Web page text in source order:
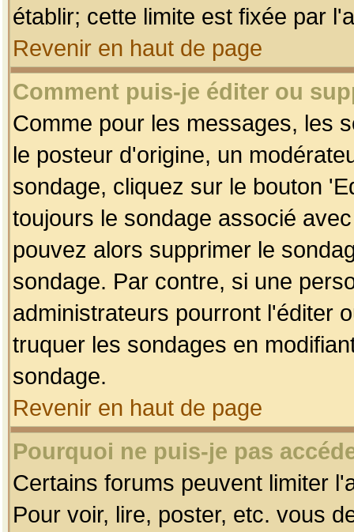
établir; cette limite est fixée par
Revenir en haut de page
Comment puis-je éditer ou
Comme pour les messages, les
le posteur d'origine, un
sondage, cliquez sur le bouton
toujours le sondage associé
pouvez alors supprimer le
sondage. Par contre, si une
administrateurs pourront l'éditer
truquer les sondages en
sondage.
Revenir en haut de page
Pourquoi ne puis-je pas
Certains forums peuvent limiter
Pour voir, lire, poster, etc. vous